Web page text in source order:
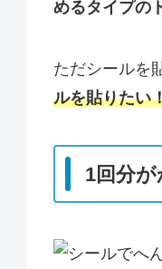
めるタイプの
ただシールを
ルを貼りたい
1回分